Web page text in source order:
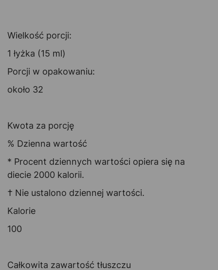
Wielkość porcji:
1 łyżka (15 ml)
Porcji w opakowaniu:
około 32
Kwota za porcję
% Dzienna wartość
* Procent dziennych wartości opiera się na
diecie 2000 kalorii.
† Nie ustalono dziennej wartości.
Kalorie
100
Całkowita zawartość tłuszczu